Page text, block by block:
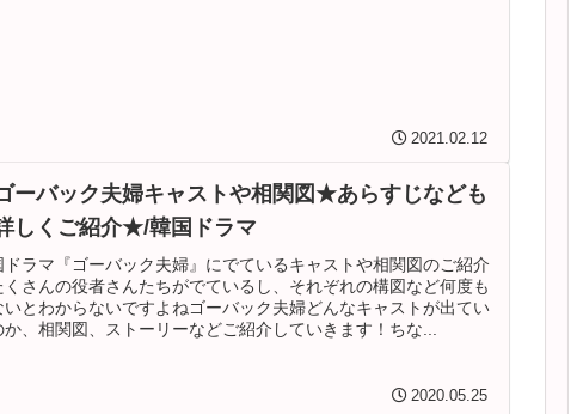
2021.02.12
ーバック夫婦キャストや相関図★あらすじなども
しくご紹介★/韓国ドラマ
ドラマ『ゴーバック夫婦』にでているキャストや相関図のご紹介
さんの役者さんたちがでているし、それぞれの構図など何度も
いとわからないですよねゴーバック夫婦どんなキャストが出てい
か、相関図、ストーリーなどご紹介していきます！ちな...
2020.05.25